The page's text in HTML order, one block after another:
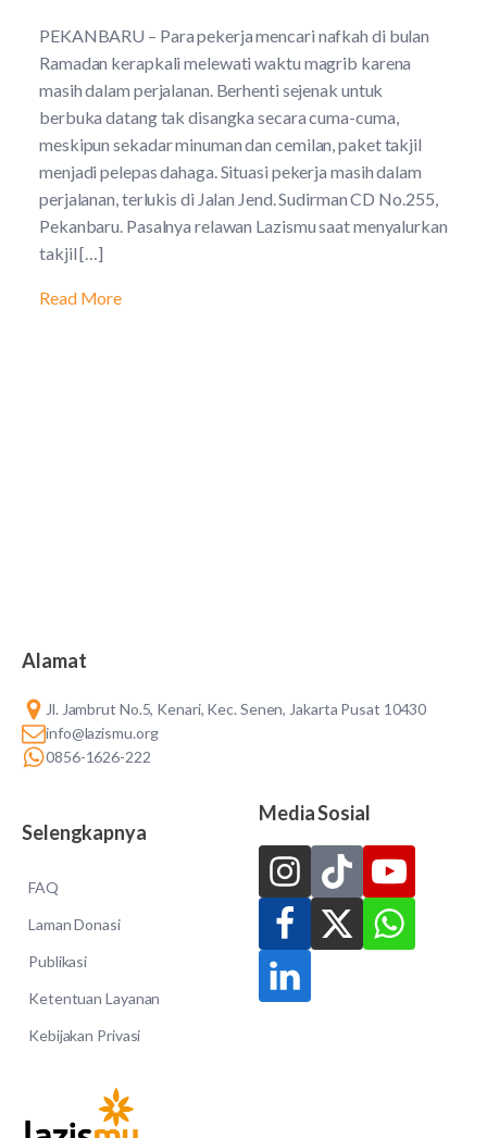
PEKANBARU – Para pekerja mencari nafkah di bulan
Ramadan kerapkali melewati waktu magrib karena
masih dalam perjalanan. Berhenti sejenak untuk
berbuka datang tak disangka secara cuma-cuma,
meskipun sekadar minuman dan cemilan, paket takjil
menjadi pelepas dahaga. Situasi pekerja masih dalam
perjalanan, terlukis di Jalan Jend. Sudirman CD No.255,
Pekanbaru. Pasalnya relawan Lazismu saat menyalurkan
takjil […]
Read More
Alamat
Jl. Jambrut No.5, Kenari, Kec. Senen, Jakarta Pusat 10430
info@lazismu.org
0856-1626-222
Selengkapnya
FAQ
Laman Donasi
Publikasi
Ketentuan Layanan
Kebijakan Privasi
Media Sosial